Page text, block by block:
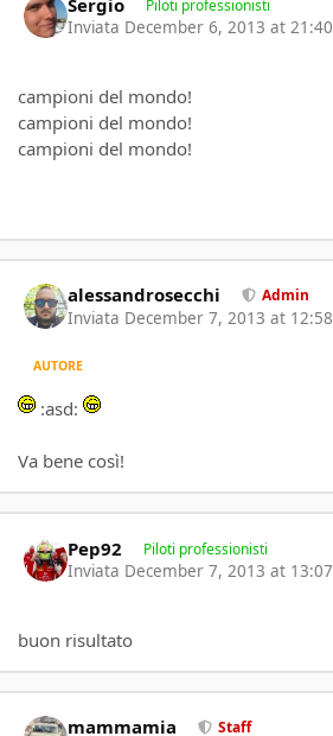
Piloti professionisti
Inviata December 6, 2013 at 21:40
campioni del mondo!
campioni del mondo!
campioni del mondo!
alessandrosecchi Admin
Inviata December 7, 2013 at 12:58
AUTORE
:asd:
Va bene così!
Pep92 Piloti professionisti
Inviata December 7, 2013 at 13:07
buon risultato
mammamia Staff